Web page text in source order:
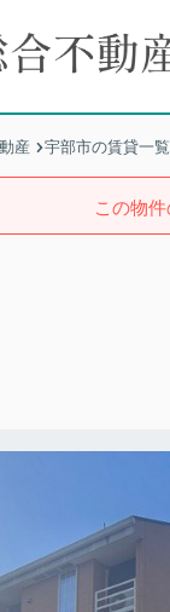
産 宇部市の賃貸一覧
この物件